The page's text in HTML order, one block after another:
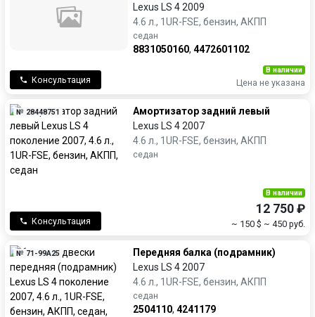
Lexus LS 4 2009
4.6 л., 1UR-FSE, бензин, АКПП
седан
8831050160, 4472601102
Консультация
В наличии
Цена не указана
№ 28448751
Амортизатор задний левый
Lexus LS 4 2007
4.6 л., 1UR-FSE, бензин, АКПП
седан
Консультация
В наличии
12 750 ₽
~ 150 $ ~ 450 руб.
№ 71-99A25
Передняя балка (подрамник)
Lexus LS 4 2007
4.6 л., 1UR-FSE, бензин, АКПП
седан
2504110, 4241179